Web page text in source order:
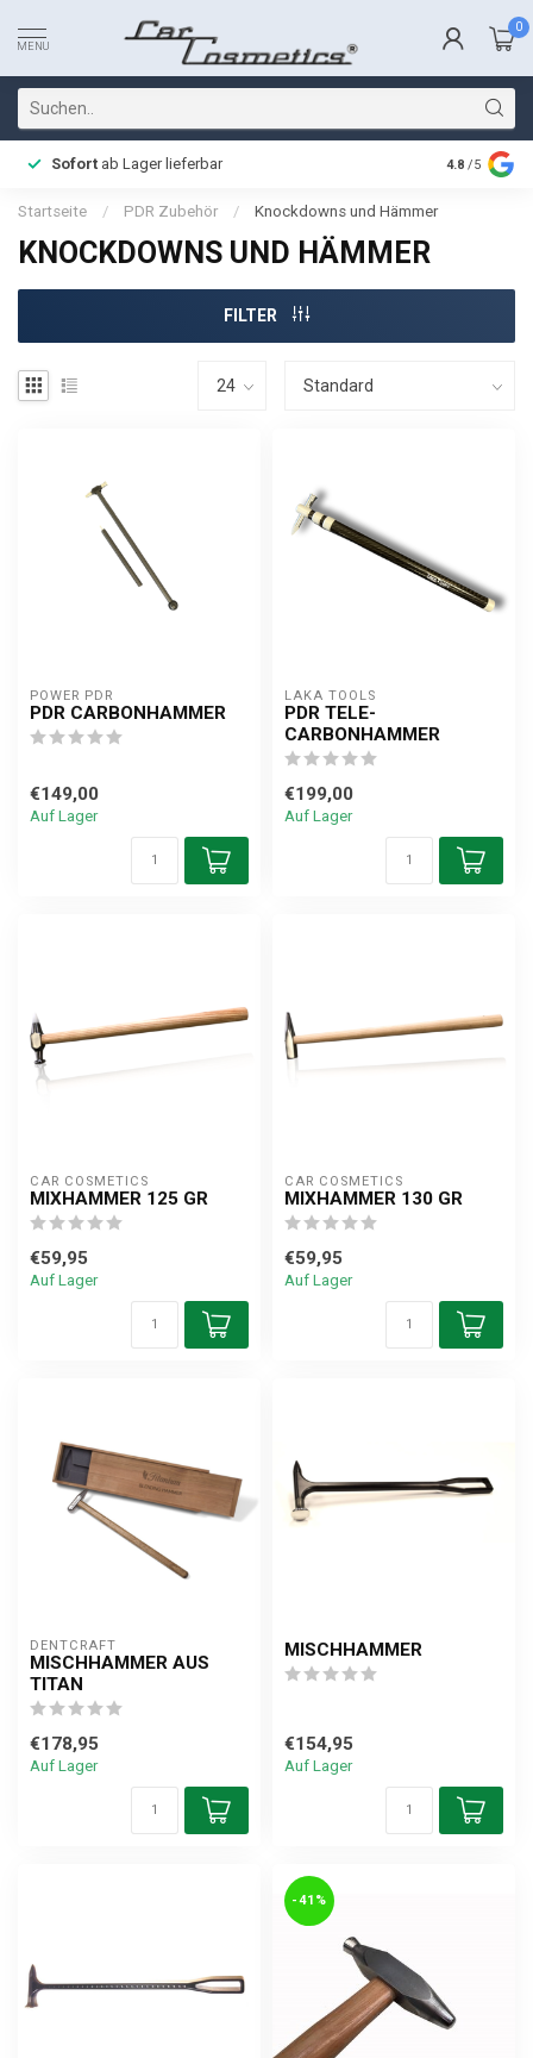
MENU
0
Sofort ab Lager lieferbar Schnelle
4.8 /5
Startseite / PDR Zubehör / Knockdowns und Hämmer
KNOCKDOWNS UND HÄMMER
FILTER
POWER PDR
PDR CARBONHAMMER
€149,00
Auf Lager
LAKA TOOLS
PDR TELE-
CARBONHAMMER
€199,00
Auf Lager
CAR COSMETICS
MIXHAMMER 125 GR
€59,95
Auf Lager
CAR COSMETICS
MIXHAMMER 130 GR
€59,95
Auf Lager
DENTCRAFT
MISCHHAMMER AUS
TITAN
€178,95
Auf Lager
MISCHHAMMER
€154,95
Auf Lager
-41%